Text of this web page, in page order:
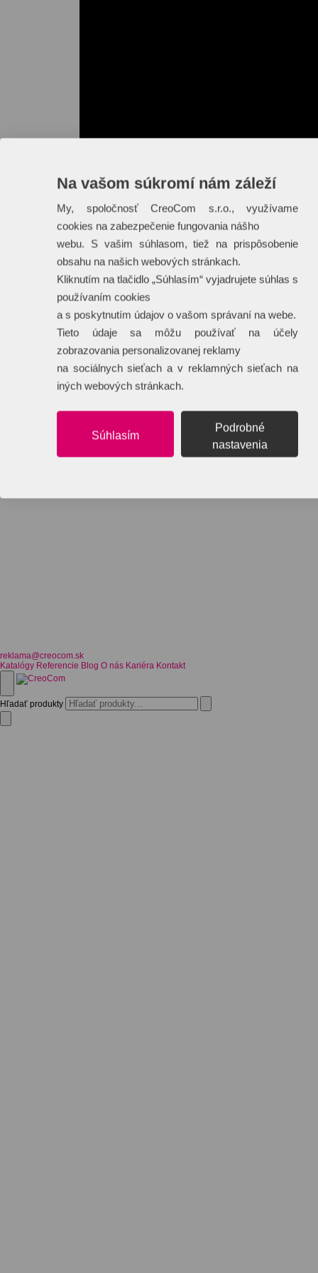
reklama@creocom.sk
Katalógy Referencie Blog O nás Kariéra Kontakt
Hľadať produkty
Na vašom súkromí nám záleží
My, spoločnosť CreoCom s.r.o., využívame
cookies na zabezpečenie fungovania nášho
webu. S vašim súhlasom, tiež na prispôsobenie
obsahu na našich webových stránkach.
Kliknutím na tlačidlo „Súhlasím“ vyjadrujete súhlas s
používaním cookies
a s poskytnutím údajov o vašom správaní na webe.
Tieto údaje sa môžu používať na účely
zobrazovania personalizovanej reklamy
na sociálnych sieťach a v reklamných sieťach na
iných webových stránkach.
Súhlasím
Podrobné
nastavenia